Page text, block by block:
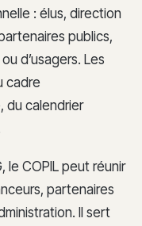
: élus, direction
publics,
d’usagers. Les
cadre
du calendrier
le COPIL peut réunir
partenaires
Il sert